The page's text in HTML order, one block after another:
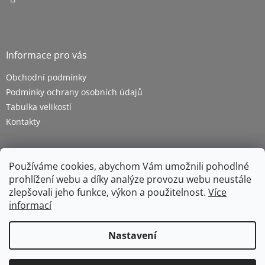
Používáme cookies, abychom Vám umožnili pohodlné
prohlížení webu a díky analýze provozu webu neustále
zlepšovali jeho funkce, výkon a použitelnost. Více
informací
Nastavení
Informace pro vás
Obchodní podmínky
Podmínky ochrany osobních údajů
Tabulka velikostí
Kontakty